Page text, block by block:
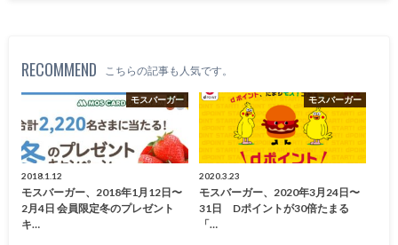
RECOMMEND こちらの記事も人気です。
モスバーガー
2018.1.12
モスバーガー、2018年1月12日〜
2月4日 会員限定冬のプレゼント
キ…
モスバーガー
2020.3.23
モスバーガー、2020年3月24日〜
31日 Dポイントが30倍たまる
「…